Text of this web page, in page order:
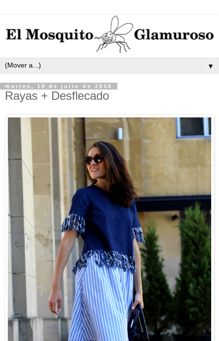
▼
martes, 19 de julio de 2016
Rayas + Desflecado